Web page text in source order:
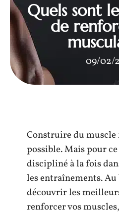
Quels sont
de
09/02/
Construire du
possible. Mais pour
discipliné à la fois
les entraînements. Au
découvrir les
renforcer vos